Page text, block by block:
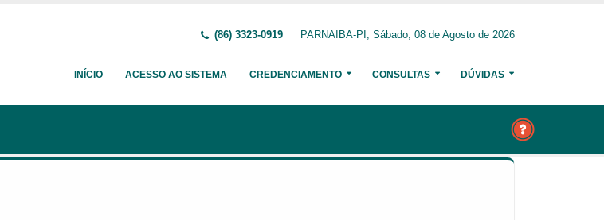
(86) 3323-0919 PARNAIBA-PI, Sábado, 08 de Agosto de 2026
INÍCIO ACESSO AO SISTEMA CREDENCIAMENTO CONSULTAS DÚVIDAS